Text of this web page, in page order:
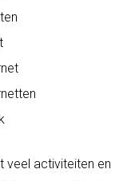
veel activiteiten en